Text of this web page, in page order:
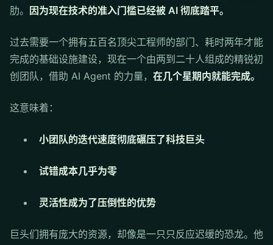
肋。
因为现在技术的准入门槛已经被 AI 彻底踏平。
过去需要一个拥有五百名顶尖工程师的部门、耗时两年才能
完成的基础设施建设，现在一个由两到二十人组成的精锐初
创团队，借助 AI Agent 的力量， 在几个星期内就能完成。
这意味着：
小团队的迭代速度彻底碾压了科技巨头
试错成本几乎为零
灵活性成为了压倒性的优势
巨头们拥有庞大的资源，却像是一只只反应迟缓的恐龙。他